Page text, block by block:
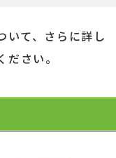
いて、さらに詳し
さい。